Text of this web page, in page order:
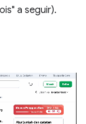
a seguir).